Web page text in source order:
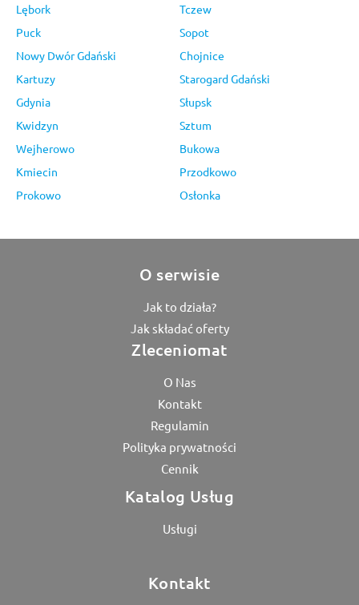
Lębork
Tczew
Puck
Sopot
Nowy Dwór Gdański
Chojnice
Kartuzy
Starogard Gdański
Gdynia
Słupsk
Kwidzyn
Sztum
Wejherowo
Bukowa
Kmiecin
Przodkowo
Prokowo
Osłonka
O serwisie
Jak to działa?
Jak składać oferty
Zleceniomat
O Nas
Kontakt
Regulamin
Polityka prywatności
Cennik
Katalog Usług
Usługi
Kontakt